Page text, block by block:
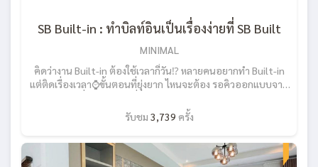
ควบคุมงานตกเเต่งด้วยตนเอง เพราะทางโครงการจะช่วยดูเเล
แทนคุณในทุกขั้นตอน
SB Built-in : ทำบิลท์อินเป็นเรื่องง่ายที่ SB Built
MINIMAL
คิดว่างาน Built-in ต้องใช้เวลากี่วัน⁉ หลายคนอยากทำ Built-in
แต่ติดเรื่องเวลา⌚ขั้นตอนที่ยุ่งยาก ไหนจะต้อง รอคิวออกแบบจาก
สินค้าและความเรียบร้อยในการติดตั้งตามมาให้ปวดหัว (ถ้าหากเจอ
ประสบการณ์และชื่อเสียงที่มีมายาวนาน แถมขั้นตอนก็สะดวกที่ไม่
รับชม 3,739 ครั้ง